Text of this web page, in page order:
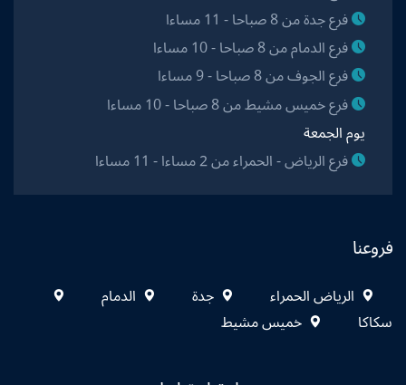
فرع جدة من 8 صباحا - 11 مساءا
فرع الدمام من 8 صباحا - 10 مساءا
فرع الجوف من 8 صباحا - 9 مساءا
فرع خميس مشيط من 8 صباحا - 10 مساءا
يوم الجمعة
فرع الرياض - الحمراء من 2 مساءا - 11 مساءا
فروعنا
الرياض الحمراء جدة
الدمام
سكاكا
خميس مشيط